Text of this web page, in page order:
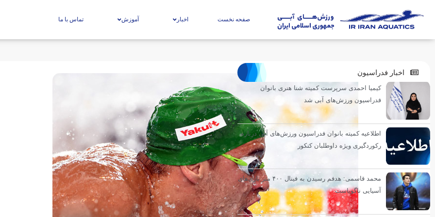
صفحه نخست اخبار آموزش تماس با ما
اخبار فدراسیون
کیمیا احمدی سرپرست کمیته شنا هنری بانوان
فدراسیون ورزش‌های آبی شد
اطلاعیه کمیته بانوان فدراسیون ورزش‌های آبی درباره
رکوردگیری ویژه داوطلبان کنکور
محمد قاسمی: هدفم رسیدن به فینال ۴۰۰ متر بازی‌های
آسیایی ناگویاست